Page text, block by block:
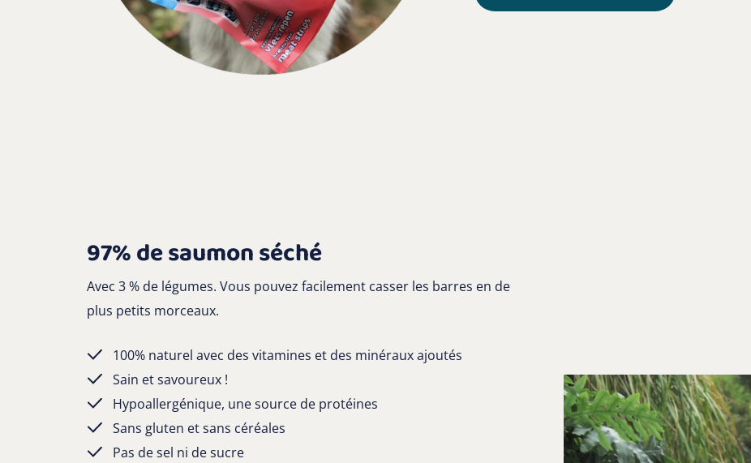
97% de saumon séché
Avec 3 % de légumes. Vous pouvez facilement casser les barres en de
plus petits morceaux.
100% naturel avec des vitamines et des minéraux ajoutés
Sain et savoureux !
Hypoallergénique, une source de protéines
Sans gluten et sans céréales
Pas de sel ni de sucre